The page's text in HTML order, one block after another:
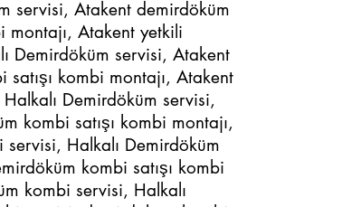
servisi, Atakent demirdöküm
montajı, Atakent yetkili
Demirdöküm servisi, Atakent
kombi montajı, Atakent
Demirdöküm servisi,
kombi satışı kombi montajı,
Halkalı Demirdöküm
kombi satışı kombi
kombi servisi, Halkalı